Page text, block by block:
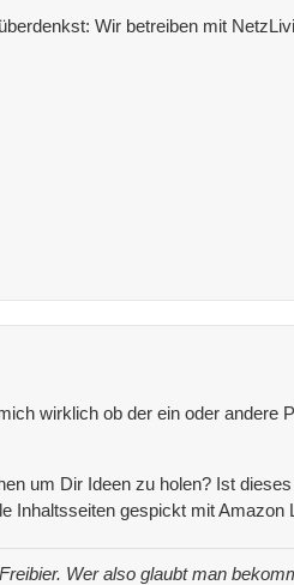
Wir betreiben mit
wirklich ob der ein oder andere
um Dir Ideen zu holen? Ist
Inhaltsseiten gespickt mit
Wer also glaubt man